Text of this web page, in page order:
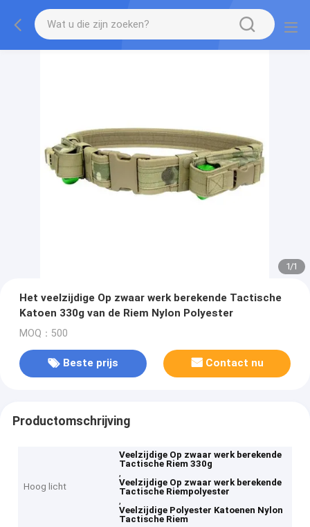
1/1
Het veelzijdige Op zwaar werk berekende Tactische
Katoen 330g van de Riem Nylon Polyester
MOQ：500
Beste prijs Contact nu
Productomschrijving
Hoog licht
Veelzijdige Op zwaar werk berekende
Tactische Riem 330g
,
Veelzijdige Op zwaar werk berekende
Tactische Riempolyester
,
Veelzijdige Polyester Katoenen Nylon
Tactische Riem